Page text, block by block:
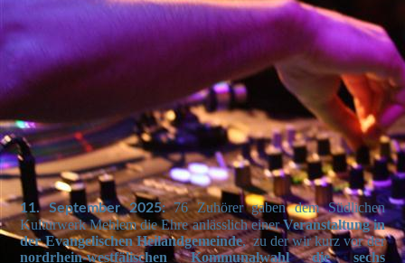
IMG_4519
IMG_4516
IMG_4520
11. September 2025: 76 Zuhörer gaben dem Südlichen
Kulturwerk Mehlem die Ehre anlässlich einerVeranstaltung in
der Evangelischen Heilandgemeinde, zu der wir kurz vor der
nordrhein-westfälischen Kommunalwahl die sechs